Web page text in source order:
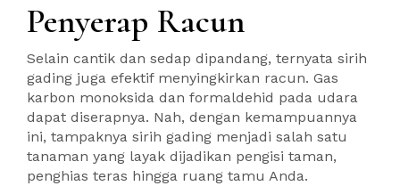
Penyerap Racun
Selain cantik dan sedap dipandang, ternyata sirih
gading juga efektif menyingkirkan racun. Gas
karbon monoksida dan formaldehid pada udara
dapat diserapnya. Nah, dengan kemampuannya
ini, tampaknya sirih gading menjadi salah satu
tanaman yang layak dijadikan pengisi taman,
penghias teras hingga ruang tamu Anda.